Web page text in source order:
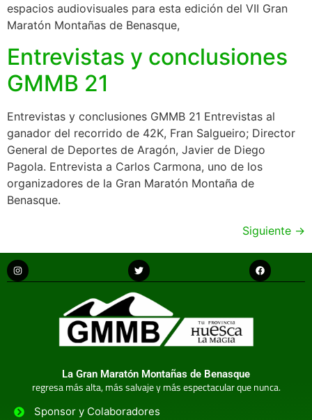
espacios audiovisuales para esta edición del VII Gran
Maratón Montañas de Benasque,
Entrevistas y conclusiones
GMMB 21
Entrevistas y conclusiones GMMB 21 Entrevistas al
ganador del recorrido de 42K, Fran Salgueiro; Director
General de Deportes de Aragón, Javier de Diego
Pagola. Entrevista a Carlos Carmona, uno de los
organizadores de la Gran Maratón Montaña de
Benasque.
Siguiente →
La Gran Maratón Montañas de Benasque
regresa más alta, más salvaje y más espectacular que nunca.
Sponsor y Colaboradores